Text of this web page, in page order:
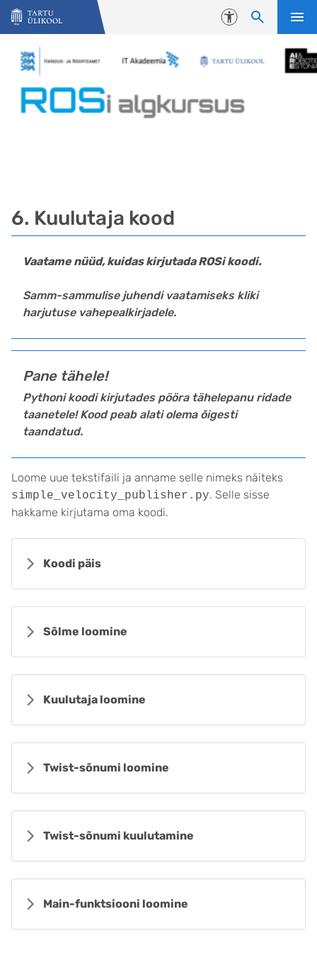
Liigu edasi põhisisu juurde
Juurdepääsetavus
6. Kuulutaja kood
Vaatame nüüd, kuidas kirjutada ROSi koodi.
Samm-sammulise juhendi vaatamiseks kliki
harjutuse vahepealkirjadele.
Pane tähele!
Pythoni koodi kirjutades pööra tähelepanu ridade
taanetele! Kood peab alati olema õigesti
taandatud.
Loome uue tekstifaili ja anname selle nimeks näiteks
simple_velocity_publisher.py. Selle sisse
hakkame kirjutama oma koodi.
Koodi päis
Sõlme loomine
Kuulutaja loomine
Twist-sõnumi loomine
Twist-sõnumi kuulutamine
Main-funktsiooni loomine